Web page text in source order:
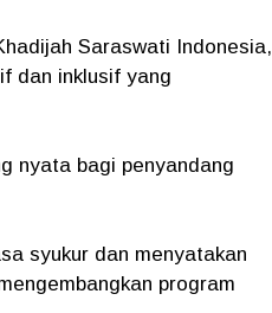
Saraswati Indonesia,
dan inklusif yang
nyata bagi penyandang
syukur dan menyatakan
program